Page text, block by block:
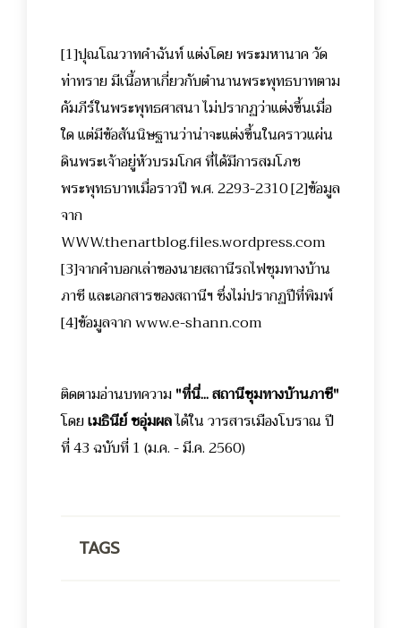
[1]ปุณโณวาทคำฉันท์ แต่งโดย พระมหานาค วัด
ท่าทราย มีเนื้อหาเกี่ยวกับตำนานพระพุทธบาทตาม
คัมภีร์ในพระพุทธศาสนา ไม่ปรากฏว่าแต่งขึ้นเมื่อ
ใด แต่มีข้อสันนิษฐานว่าน่าจะแต่งขึ้นในคราวแผ่น
ดินพระเจ้าอยู่หัวบรมโกศ ที่ได้มีการสมโภช
พระพุทธบาทเมื่อราวปี พ.ศ. 2293-2310[2]ข้อมูล
จาก
WWW.thenartblog.files.wordpress.com
[3]จากคำบอกเล่าของนายสถานีรถไฟชุมทางบ้าน
ภาชี และเอกสารของสถานีฯ ซึ่งไม่ปรากฏปีที่พิมพ์
[4]ข้อมูลจาก www.e-shann.com
ติดตามอ่านบทความ"ที่นี่... สถานีชุมทางบ้านภาชี"
โดยเมธินีย์ ชอุ่มผลได้ใน วารสารเมืองโบราณ ปี
ที่ 43 ฉบับที่ 1 (ม.ค. - มี.ค. 2560)
TAGS